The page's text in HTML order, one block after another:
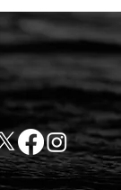
社概要